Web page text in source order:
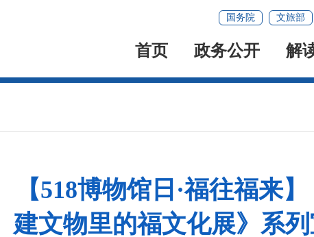
国务院 文旅部
首页 政务公开 解
【518博物馆日·福往福
建文物里的福文化展》系